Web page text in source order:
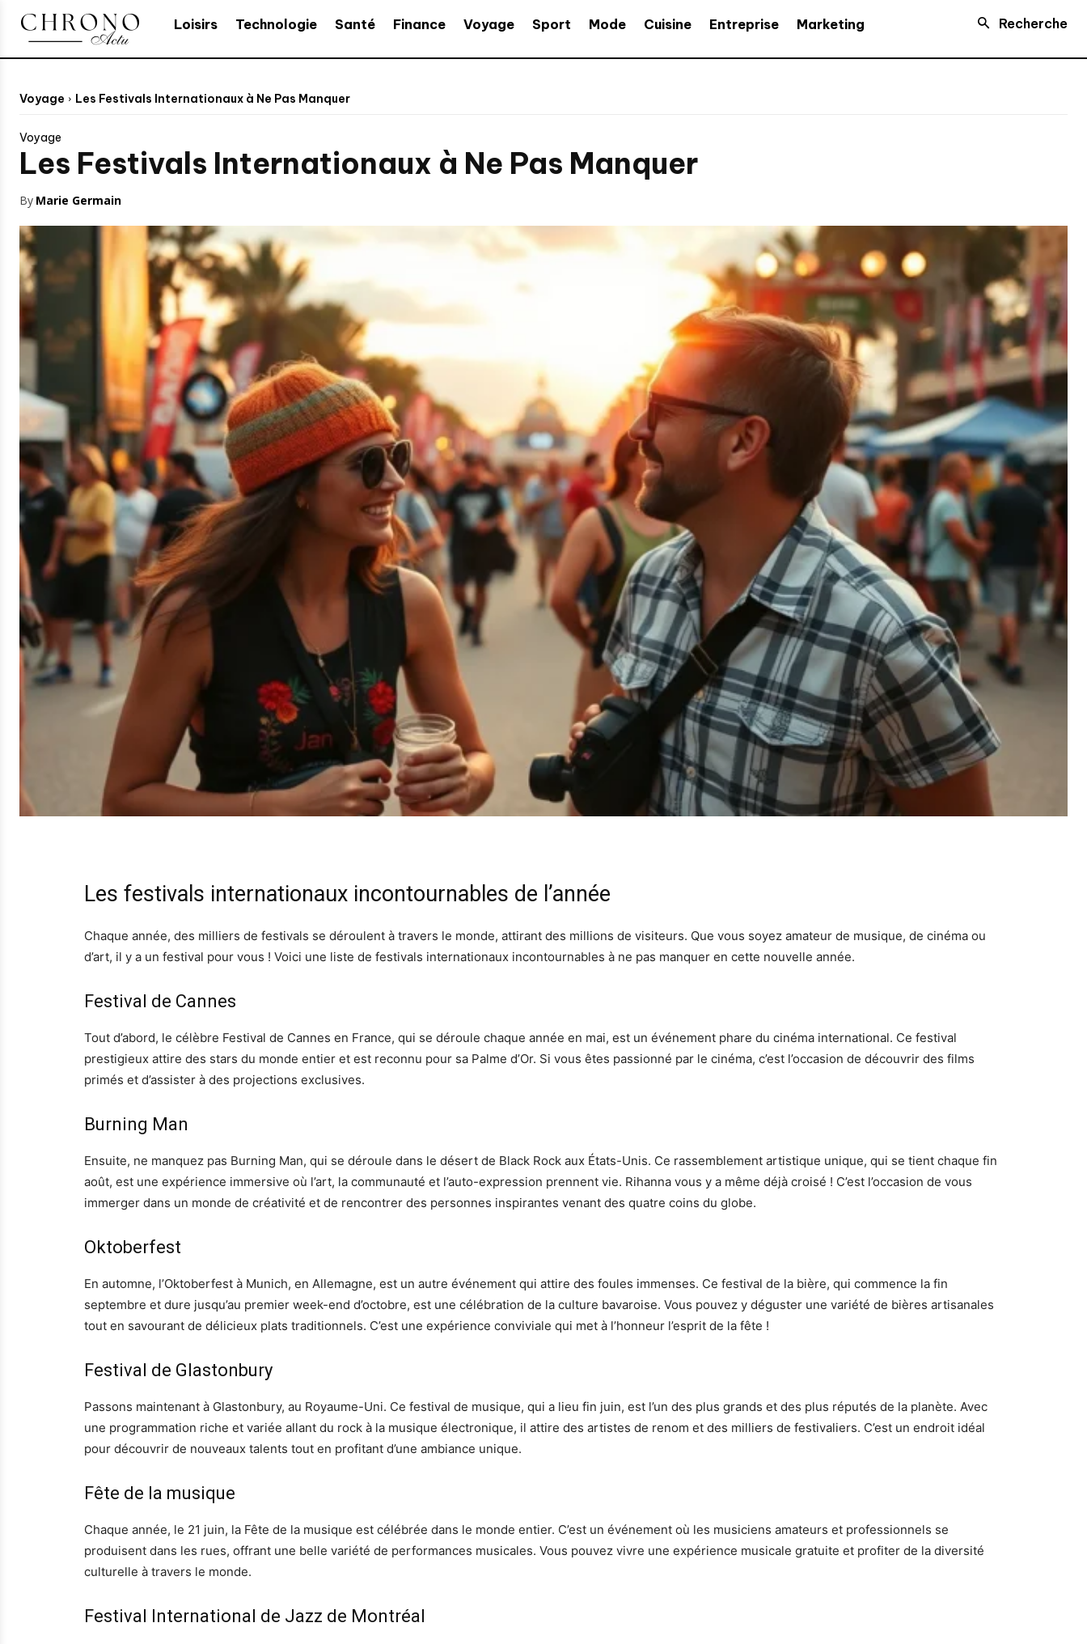
Loisirs Technologie Santé Finance Voyage Sport Mode Cuisine Entreprise Marketing Recherche
Voyage Les Festivals Internationaux à Ne Pas Manquer
Voyage
Les Festivals Internationaux à Ne Pas Manquer
By Marie Germain
Les festivals internationaux incontournables de l’année
Chaque année, des milliers de festivals se déroulent à travers le monde, attirant des millions de visiteurs. Que vous soyez amateur de musique, de cinéma ou
d’art, il y a un festival pour vous ! Voici une liste de festivals internationaux incontournables à ne pas manquer en cette nouvelle année.
Festival de Cannes
Tout d’abord, le célèbre Festival de Cannes en France, qui se déroule chaque année en mai, est un événement phare du cinéma international. Ce festival
prestigieux attire des stars du monde entier et est reconnu pour sa Palme d’Or. Si vous êtes passionné par le cinéma, c’est l’occasion de découvrir des films
primés et d’assister à des projections exclusives.
Burning Man
Ensuite, ne manquez pas Burning Man, qui se déroule dans le désert de Black Rock aux États-Unis. Ce rassemblement artistique unique, qui se tient chaque fin
août, est une expérience immersive où l’art, la communauté et l’auto-expression prennent vie. Rihanna vous y a même déjà croisé ! C’est l’occasion de vous
immerger dans un monde de créativité et de rencontrer des personnes inspirantes venant des quatre coins du globe.
Oktoberfest
En automne, l’Oktoberfest à Munich, en Allemagne, est un autre événement qui attire des foules immenses. Ce festival de la bière, qui commence la fin
septembre et dure jusqu’au premier week-end d’octobre, est une célébration de la culture bavaroise. Vous pouvez y déguster une variété de bières artisanales
tout en savourant de délicieux plats traditionnels. C’est une expérience conviviale qui met à l’honneur l’esprit de la fête !
Festival de Glastonbury
Passons maintenant à Glastonbury, au Royaume-Uni. Ce festival de musique, qui a lieu fin juin, est l’un des plus grands et des plus réputés de la planète. Avec
une programmation riche et variée allant du rock à la musique électronique, il attire des artistes de renom et des milliers de festivaliers. C’est un endroit idéal
pour découvrir de nouveaux talents tout en profitant d’une ambiance unique.
Fête de la musique
Chaque année, le 21 juin, la Fête de la musique est célébrée dans le monde entier. C’est un événement où les musiciens amateurs et professionnels se
produisent dans les rues, offrant une belle variété de performances musicales. Vous pouvez vivre une expérience musicale gratuite et profiter de la diversité
culturelle à travers le monde.
Festival International de Jazz de Montréal